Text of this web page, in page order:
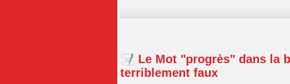
Le Mot "progrès" dans la
terriblement faux